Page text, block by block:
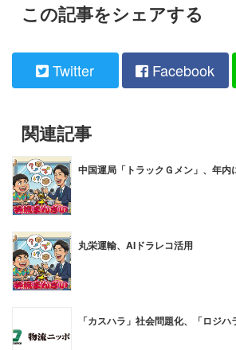
この記事をシェアする
Twitter Facebook
関連記事
中国運局「トラックＧメン」、年内
丸栄運輸、AIドラレコ活用
「カスハラ」社会問題化、「ロジハ